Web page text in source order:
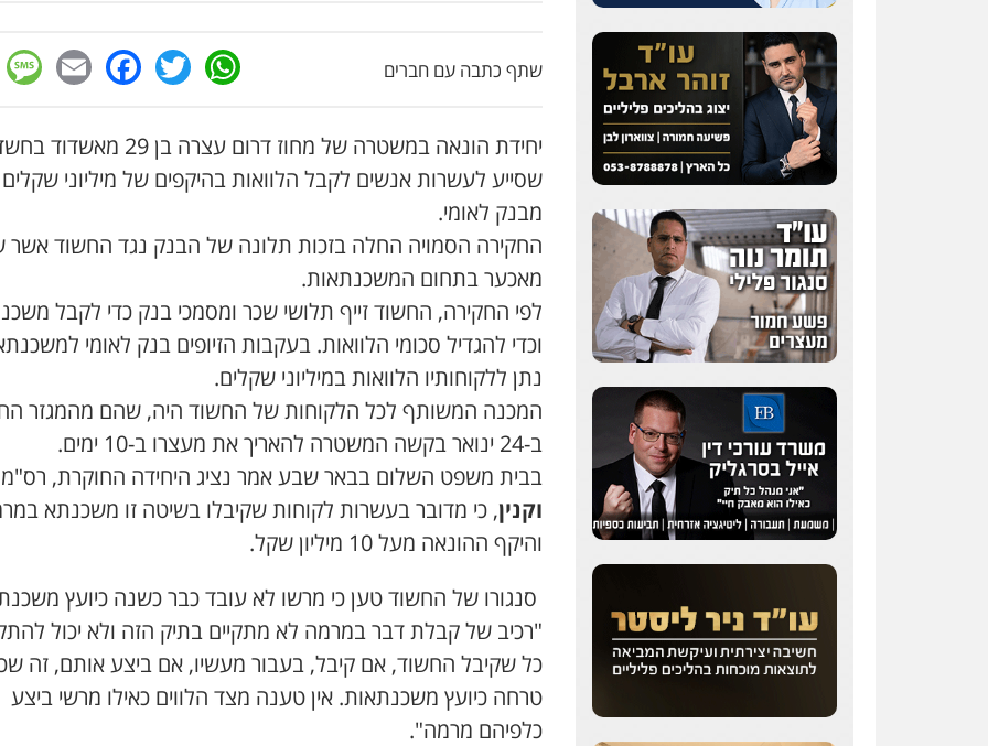
שתף כתבה עם חברים WhatsApp
Twitter
יחידת הונאה במשטרה של מחוז דרום עצרה בן 29
שסייע לעשרות אנשים לקבל הלוואות בהיקפים של מיליוני שקלים
מבנק לאומי.
החקירה הסמויה החלה בזכות תלונה של הבנק נגד החשוד אשר
מאכער בתחום המשכנתאות.
לפי החקירה, החשוד זייף תלושי שכר ומסמכי בנק כדי לקבל
וכדי להגדיל סכומי הלוואות. בעקבות הזיופים בנק לאומי
נתן ללקוחותיו הלוואות במיליוני שקלים.
המכנה המשותף לכל הלקוחות של החשוד היה, שהם מהמגזר
ב-24 ינואר בקשה המשטרה להאריך את מעצרו ב-10 ימים.
בבית משפט השלום בבאר שבע אמר נציג היחידה החוקרת, רס"מ
וקנין, כי מדובר בעשרות לקוחות שקיבלו בשיטה זו משכנתא
והיקף ההונאה מעל 10 מיליון שקל.
סנגורו של החשוד טען כי מרשו לא עובד כבר כשנה כיועץ
"רכיב של קבלת דבר במרמה לא מתקיים בתיק הזה ולא יכול
כל שקיבל החשוד, אם קיבל, בעבור מעשיו, אם ביצע אותם, זה
טרחה כיועץ משכנתאות. אין טענה מצד הלווים כאילו מרשי ביצע
כלפיהם מרמה".